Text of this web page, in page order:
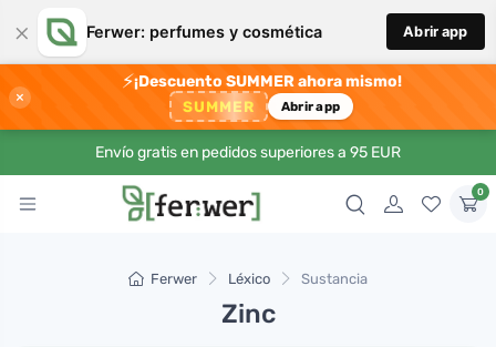
× Ferwer: perfumes y cosmética Abrir app
×
⚡¡Descuento SUMMER ahora mismo!
SUMMER Abrir app
Envío gratis en pedidos superiores a 95 EUR
0
Ferwer Léxico Sustancia
Zinc